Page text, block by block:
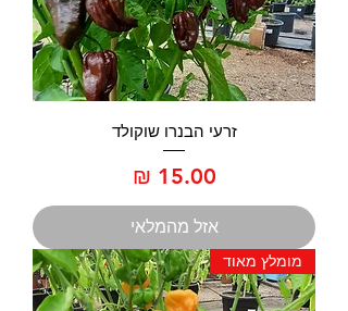
זרעי הבנרו שוקולד
מחיר
אזל מהמלאי
מומלץ מאוד